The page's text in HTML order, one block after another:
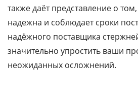
также даёт представление о
надежна и соблюдает сроки
надёжного поставщика
значительно упростить ваши
неожиданных осложнений.